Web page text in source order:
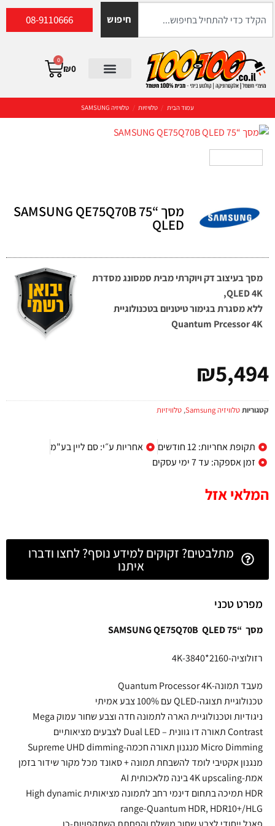
חיפוש 08-9110666
₪0
0
עמוד הבית / טלוויזיות / טלוויזיה SAMSUNG
מסך “75 SAMSUNG QE75Q70B
QLED
מסך בעיצוב דק ויוקרתי מבית סמסונג מסדרת
QLED 4K,
ללא מסגרת בגימור טיטניום בטכנולוגיית
Quantum Prcessor 4K
₪5,494
קטגוריותטלוויזיה Samsung , טלוויזיות
תקופת אחריות: 12 חודשים
אחריות ע״י: סם ליין בע"מ
זמן אספקה: עד 7 ימי עסקים
המלאי אזל
מתלבטים? זקוקים למידע נוסף? לחצו ודברו
איתנו
מפרט טכני
מסך “75 SAMSUNG QE75Q70B QLED
רזולוציה-4K-3840*2160
מעבד תמונה-Quantum Processor 4K
טכנולוגיית תצוגה-QLED עם 100% צבע אמיתי
ניגודיות וטכנולוגיית הארה לתמונה חדה וצבע שחור עמוק Mega
Contrast תאורה דו גוונית – Dual LED לצבעים מציאותיים
Micro Dimming מנגנון תאורה חכמה-Supreme UHD dimming
מנגנון אקטיבי לומד להשבחת תמונה + סאונד מכל מקור שידור בזמן
אמת-4K upscaling בינה מלאכותית AI
HDR תמיכה בתחום דינמי רחב לתמונה מציאותית High dynamic
range-Quantum HDR, HDR10+/HLG